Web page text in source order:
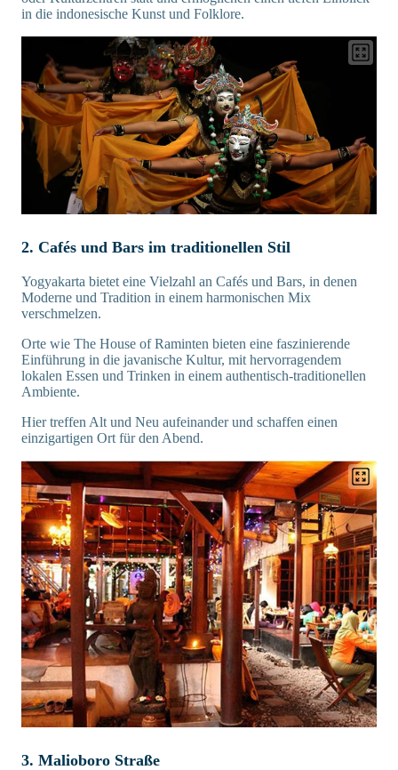
in die indonesische Kunst und Folklore.
2. Cafés und Bars im traditionellen Stil
Yogyakarta bietet eine Vielzahl an Cafés und Bars, in denen
Moderne und Tradition in einem harmonischen Mix
verschmelzen.
Orte wie The House of Raminten bieten eine faszinierende
Einführung in die javanische Kultur, mit hervorragendem
lokalen Essen und Trinken in einem authentisch-traditionellen
Ambiente.
Hier treffen Alt und Neu aufeinander und schaffen einen
einzigartigen Ort für den Abend.
3. Malioboro Straße